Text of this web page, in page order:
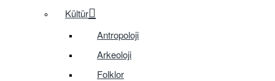
Kültür
Antropoloji
Arkeoloji
Folklor